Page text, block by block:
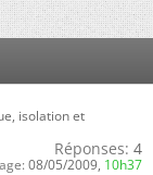
isolation et
Réponses: 4
08/05/2009, 10h37